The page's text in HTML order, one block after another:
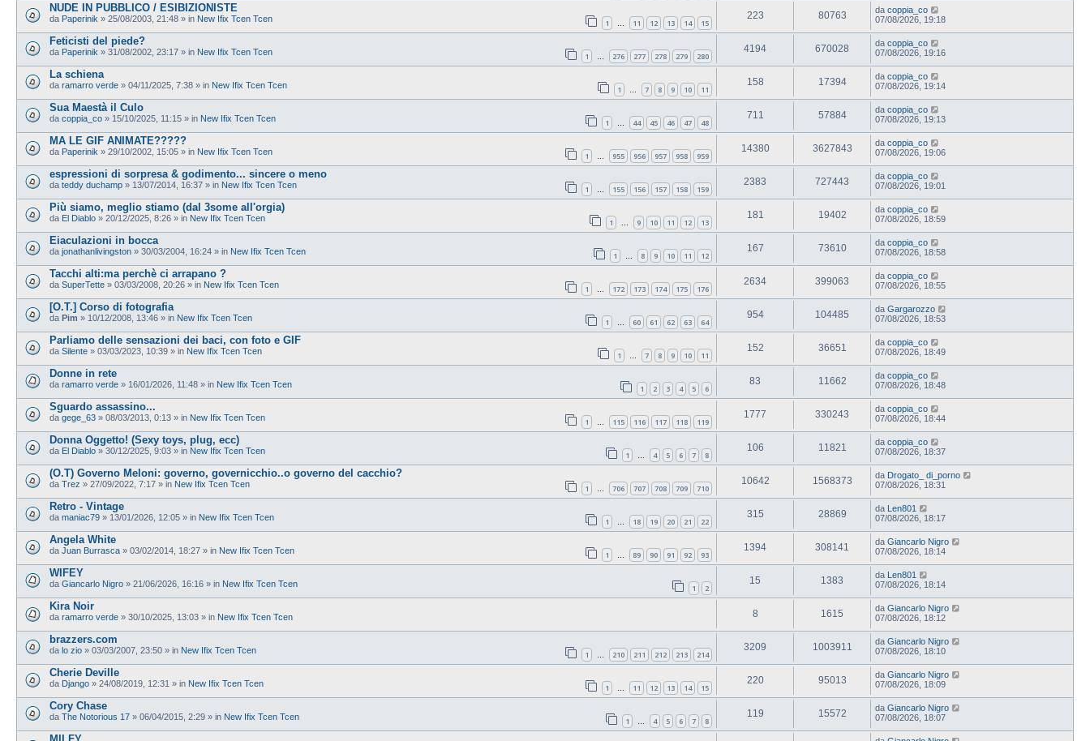
NUDE IN PUBBLICO / ESIBIZIONISTE
da Paperinik » 25/08/2003, 21:48 » in New Ifix Tcen Tcen 1 11 12 13 14 15
223 80763 da coppia_co
07/08/2026, 19:18
Feticisti del piede?
da Paperinik » 31/08/2002, 23:17 » in New Ifix Tcen Tcen 1 … 276 277 278 279 280
4194 670028 da coppia_co
07/08/2026, 19:16
La schiena
da ramarro verde » 04/11/2025, 7:38 » in New Ifix Tcen Tcen 1 … 7 8 9 10 11
158 17394 da coppia_co
07/08/2026, 19:14
Sua Maestà il Culo
da coppia_co » 15/10/2025, 11:15 » in New Ifix Tcen Tcen 1 … 44 45 46 47 48
711 57884 da coppia_co
07/08/2026, 19:13
MA LE GIF ANIMATE?????
da Paperinik » 29/10/2002, 15:05 » in New Ifix Tcen Tcen 1 … 955 956 957 958 959
14380 3627843 da coppia_co
07/08/2026, 19:06
espressioni di sorpresa & godimento... sincere o meno
da teddy duchamp » 13/07/2014, 16:37 » in New Ifix Tcen Tcen 1 … 155 156 157 158 159
2383 727443 da coppia_co
07/08/2026, 19:01
Più siamo, meglio stiamo (dal 3some all'orgia)
da El Diablo » 20/12/2025, 8:26 » in New Ifix Tcen Tcen 1 … 9 10 11 12 13
181 19402 da coppia_co
07/08/2026, 18:59
Eiaculazioni in bocca
da jonathanlivingston » 30/03/2004, 16:24 » in New Ifix Tcen Tcen 1 … 8 9 10 11 12
167 73610 da coppia_co
07/08/2026, 18:58
Tacchi alti:ma perchè ci arrapano ?
da SuperTette » 03/03/2008, 20:26 » in New Ifix Tcen Tcen 1 … 172 173 174 175 176
2634 399063 da coppia_co
07/08/2026, 18:55
[O.T.] Corso di fotografia
da Pim » 10/12/2008, 13:46 » in New Ifix Tcen Tcen 1 … 60 61 62 63 64
954 104485 da Gargarozzo
07/08/2026, 18:53
Parliamo delle sensazioni dei baci, con foto e GIF
da Silente » 03/03/2023, 10:39 » in New Ifix Tcen Tcen 1 … 7 8 9 10 11
152 36651 da coppia_co
07/08/2026, 18:49
Donne in rete
da ramarro verde » 16/01/2026, 11:48 » in New Ifix Tcen Tcen 1 2 3 4 5 6
83 11662 da coppia_co
07/08/2026, 18:48
Sguardo assassino...
da gege_63 » 08/03/2013, 0:13 » in New Ifix Tcen Tcen 1 … 115 116 117 118 119
1777 330243 da coppia_co
07/08/2026, 18:44
Donna Oggetto! (Sexy toys, plug, ecc)
da El Diablo » 30/12/2025, 9:03 » in New Ifix Tcen Tcen 1 … 4 5 6 7 8
106 11821 da coppia_co
07/08/2026, 18:37
(O.T) Governo Meloni: governo, governicchio..o governo del cacchio?
da Trez » 27/09/2022, 7:17 » in New Ifix Tcen Tcen 1 … 706 707 708 709 710
10642 1568373 da Drogato_ di_porno
07/08/2026, 18:31
Retro - Vintage
da maniac79 » 13/01/2026, 12:05 » in New Ifix Tcen Tcen 1 … 18 19 20 21 22
315 28869 da Len801
07/08/2026, 18:17
Angela White
da Juan Burrasca » 03/02/2014, 18:27 » in New Ifix Tcen Tcen 1 … 89 90 91 92 93
1394 308141 da Giancarlo Nigro
07/08/2026, 18:14
WIFEY
da Giancarlo Nigro » 21/06/2026, 16:16 » in New Ifix Tcen Tcen 1 2
15 1383 da Len801
07/08/2026, 18:14
Kira Noir
da ramarro verde » 30/10/2025, 13:03 » in New Ifix Tcen Tcen 8 1615 da Giancarlo Nigro
07/08/2026, 18:12
brazzers.com
da lo zio » 03/03/2007, 23:50 » in New Ifix Tcen Tcen 1 … 210 211 212 213 214
3209 1003911 da Giancarlo Nigro
07/08/2026, 18:10
Cherie Deville
da Django » 24/08/2019, 12:31 » in New Ifix Tcen Tcen 1 … 11 12 13 14 15
220 95013 da Giancarlo Nigro
07/08/2026, 18:09
Cory Chase
da The Notorious 17 » 06/04/2015, 2:29 » in New Ifix Tcen Tcen 1 … 4 5 6 7 8
119 15572 da Giancarlo Nigro
07/08/2026, 18:07